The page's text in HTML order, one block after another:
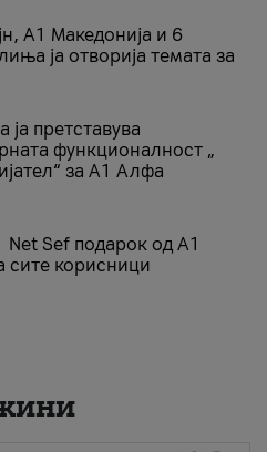
A1 Македонија и 6
ја отворија темата за
ја претставува
функционалност „
за А1 Алфа
Net Sеf подарок од А1
сите корисници